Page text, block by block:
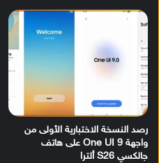
رصد النسخة الاختبارية الأولى من
واجهة One UI 9 على هاتف
جالكسي S26 ألترا